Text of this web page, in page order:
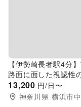
【伊勢崎長者駅4分
路面に面した視認性
13,200 円/日〜
神奈川県 横浜市